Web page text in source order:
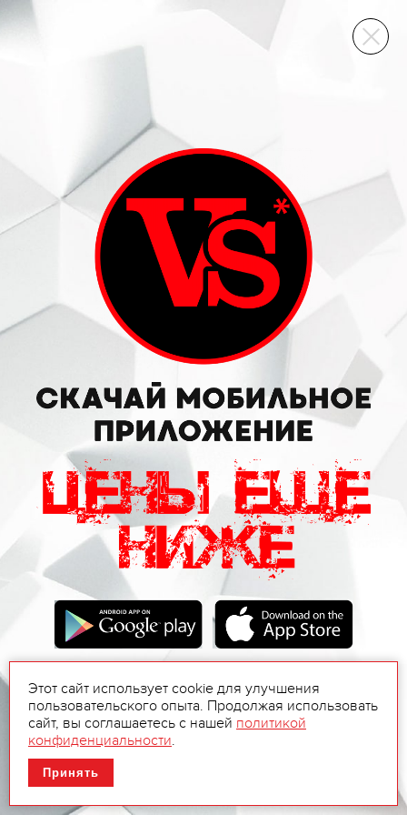
ВИННЫЙ СКЛАД
Этот сайт использует cookie для улучшения
пользовательского опыта. Продолжая использовать
сайт, вы соглашаетесь с нашей политикой
конфиденциальности.
Принять